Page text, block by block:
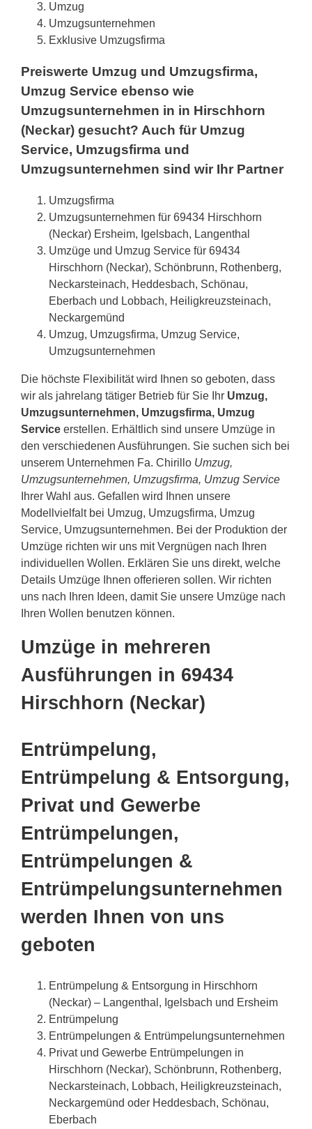
Umzug
Umzugsunternehmen
Exklusive Umzugsfirma
Preiswerte Umzug und Umzugsfirma,
Umzug Service ebenso wie
Umzugsunternehmen in in Hirschhorn
(Neckar) gesucht? Auch für Umzug
Service, Umzugsfirma und
Umzugsunternehmen sind wir Ihr Partner
Umzugsfirma
Umzugsunternehmen für 69434 Hirschhorn
(Neckar) Ersheim, Igelsbach, Langenthal
Umzüge und Umzug Service für 69434
Hirschhorn (Neckar), Schönbrunn, Rothenberg,
Neckarsteinach, Heddesbach, Schönau,
Eberbach und Lobbach, Heiligkreuzsteinach,
Neckargemünd
Umzug, Umzugsfirma, Umzug Service,
Umzugsunternehmen
Die höchste Flexibilität wird Ihnen so geboten, dass
wir als jahrelang tätiger Betrieb für Sie Ihr Umzug,
Umzugsunternehmen, Umzugsfirma, Umzug
Service erstellen. Erhältlich sind unsere Umzüge in
den verschiedenen Ausführungen. Sie suchen sich bei
unserem Unternehmen Fa. Chirillo Umzug,
Umzugsunternehmen, Umzugsfirma, Umzug Service
Ihrer Wahl aus. Gefallen wird Ihnen unsere
Modellvielfalt bei Umzug, Umzugsfirma, Umzug
Service, Umzugsunternehmen. Bei der Produktion der
Umzüge richten wir uns mit Vergnügen nach Ihren
individuellen Wollen. Erklären Sie uns direkt, welche
Details Umzüge Ihnen offerieren sollen. Wir richten
uns nach Ihren Ideen, damit Sie unsere Umzüge nach
Ihren Wollen benutzen können.
Umzüge in mehreren
Ausführungen in 69434
Hirschhorn (Neckar)
Entrümpelung,
Entrümpelung & Entsorgung,
Privat und Gewerbe
Entrümpelungen,
Entrümpelungen &
Entrümpelungsunternehmen
werden Ihnen von uns
geboten
Entrümpelung & Entsorgung in Hirschhorn
(Neckar) – Langenthal, Igelsbach und Ersheim
Entrümpelung
Entrümpelungen & Entrümpelungsunternehmen
Privat und Gewerbe Entrümpelungen in
Hirschhorn (Neckar), Schönbrunn, Rothenberg,
Neckarsteinach, Lobbach, Heiligkreuzsteinach,
Neckargemünd oder Heddesbach, Schönau,
Eberbach